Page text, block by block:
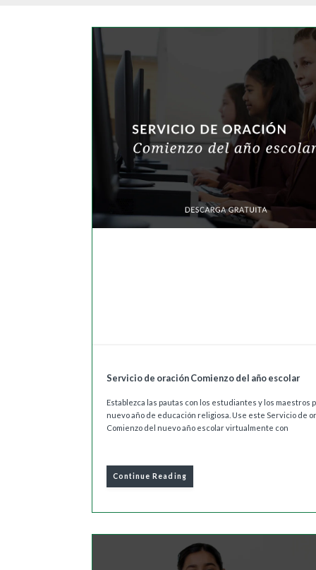
Servicio de oración Comienzo del año escolar
Establezca las pautas con los estudiantes y los maestros
nuevo año de educación religiosa. Use este Servicio de
Comienzo del nuevo año escolar virtualmente con
Continue Reading